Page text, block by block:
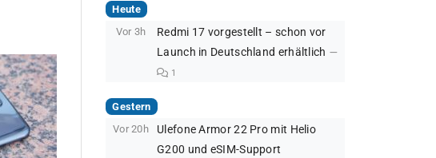
Heute
Vor 3h
Redmi 17 vorgestellt – schon vor
Launch in Deutschland erhältlich
1
Gestern
Vor 20h
Ulefone Armor 22 Pro mit Helio
G200 und eSIM-Support